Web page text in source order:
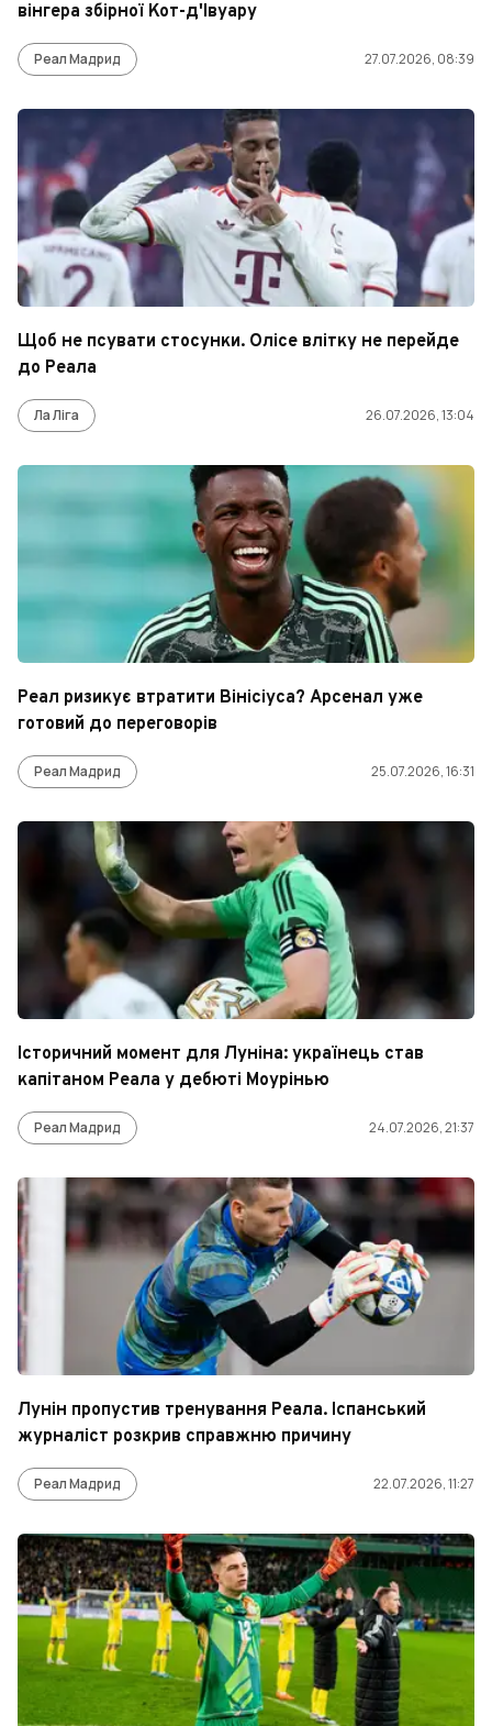
вінгера збірної Кот-д'Івуару
Реал Мадрид 27.07.2026, 08:39
Щоб не псувати стосунки. Олісе влітку не перейде
до Реала
Ла Ліга 26.07.2026, 13:04
Реал ризикує втратити Вінісіуса? Арсенал уже
готовий до переговорів
Реал Мадрид 25.07.2026, 16:31
Історичний момент для Луніна: українець став
капітаном Реала у дебюті Моурінью
Реал Мадрид 24.07.2026, 21:37
Лунін пропустив тренування Реала. Іспанський
журналіст розкрив справжню причину
Реал Мадрид 22.07.2026, 11:27